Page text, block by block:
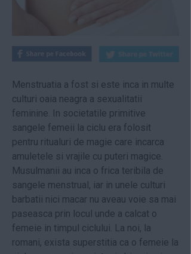
Menstruatia a fost si este inca in multe
culturi oaia neagra a sexualitatii
feminine. In societatile primitive
sangele femeii la ciclu era folosit
pentru ritualuri de magie care incarca
amuletele si vrajile cu puteri magice.
Musulmanii au inca o frica teribila de
sangele menstrual, iar in unele culturi
barbatii nici macar nu aveau voie sa mai
paseasca prin locul unde a calcat o
femeie in timpul ciclului. La noi, la
romani, exista superstitia ca o femeie la